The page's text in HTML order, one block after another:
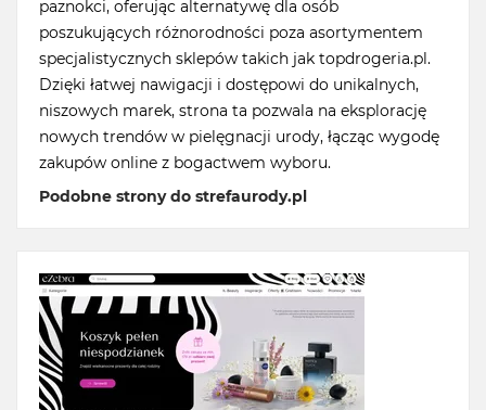
paznokci, oferując alternatywę dla osób
poszukujących różnorodności poza asortymentem
specjalistycznych sklepów takich jak topdrogeria.pl.
Dzięki łatwej nawigacji i dostępowi do unikalnych,
niszowych marek, strona ta pozwala na eksplorację
nowych trendów w pielęgnacji urody, łącząc wygodę
zakupów online z bogactwem wyboru.
Podobne strony do strefaurody.pl